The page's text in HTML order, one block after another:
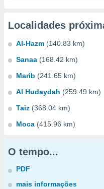
Localidades
Al-Hazm (140.83 km)
Sanaa (168.42 km)
Marib (241.65 km)
Al Hudaydah (259.49 km)
Taiz (368.04 km)
Moca (415.96 km)
O tempo...
PDF
mais informações